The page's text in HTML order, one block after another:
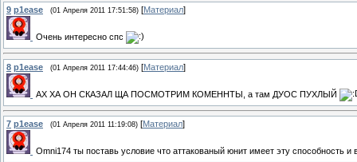
9 p1ease (01 Апреля 2011 17:51:58) [Материал]
Очень интересно спс
8 p1ease (01 Апреля 2011 17:44:46) [Материал]
АХ ХА ОН СКАЗАЛ ЩА ПОСМОТРИМ КОМЕННТЫ, а там ДУОС ПУХЛЫЙ
7 p1ease (01 Апреля 2011 11:19:08) [Материал]
Omni174 ты поставь условие что аттакованый юнит имеет эту способность и